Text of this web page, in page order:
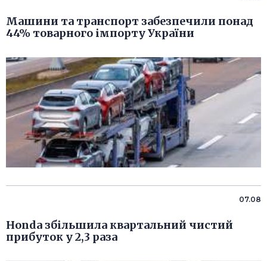
Машини та транспорт забезпечили понад
44% товарного імпорту України
07.08
Honda збільшила квартальний чистий
прибуток у 2,3 раза